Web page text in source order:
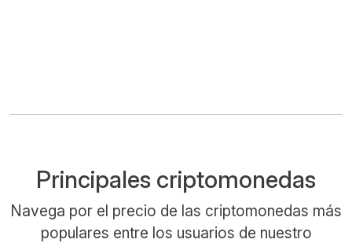
Principales criptomonedas
Navega por el precio de las criptomonedas más
populares entre los usuarios de nuestro